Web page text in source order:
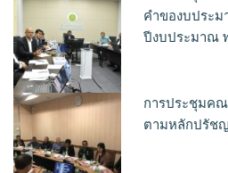
คำของบประม
ปีงบประมาณ
การประชุมคณ
ตามหลักปรัชญ